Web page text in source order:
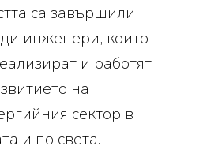
са завършили
инженери, които
и работят
на
сектор в
и по света.